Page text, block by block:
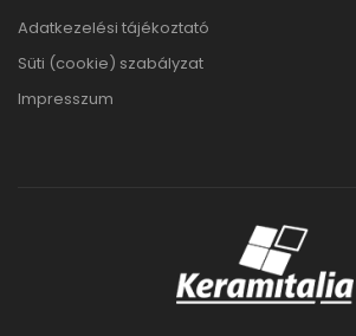
Adatkezelési tájékoztató
Süti (cookie) szabályzat
Impresszum